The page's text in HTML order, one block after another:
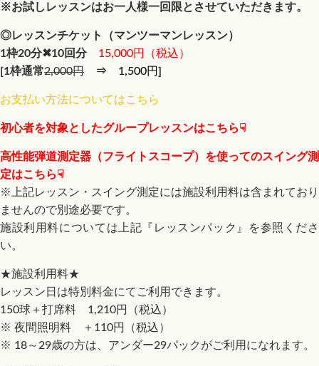
※お試しレッスンはお一人様一回限とさせていただきます。
◎レッスンチケット（マンツーマンレッスン）
1枠20分✖10回分 15,000円（税込）
[1枠通常2,000円 ⇒ 1,500円]
お支払い方法についてはこちら
初心者を対象としたグループレッスンはこちら☟
高性能弾道測定器（フライトスコープ）を使ってのスイング測
定はこちら☟
※上記レッスン・スイング測定には施設利用料は含まれており
ませんので別途必要です。
施設利用料については上記『レッスンパック』を参照くださ
い。
★施設利用料★
レッスン日は特別料金にてご利用できます。
150球＋打席料 1,210円（税込）
※ 夜間照明料 ＋110円（税込）
※ 18～29歳の方は、アンダー29パックがご利用になれます。